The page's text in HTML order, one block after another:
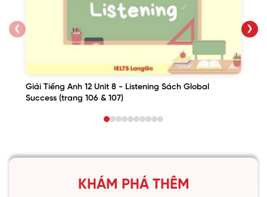
❮
Giải Tiếng Anh 12 Unit 8 - Listening Sách Global
Success (trang 106 & 107)
❯
KHÁM PHÁ THÊM